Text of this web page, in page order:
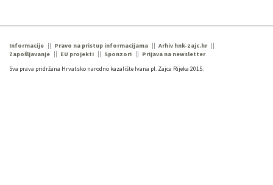
Informacije Pravo na pristup informacijama
Arhiv hnk-zajc.hr
Zapošljavanje
EU projekti Sponzori
Prijava na newsletter
Sva prava pridržana Hrvatsko narodno kazalište Ivana pl. Zajca Rijeka 2015.